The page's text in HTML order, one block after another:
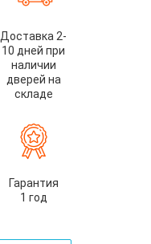
Доставка 2-
10 дней при
наличии
дверей на
складе
Гарантия
1 год